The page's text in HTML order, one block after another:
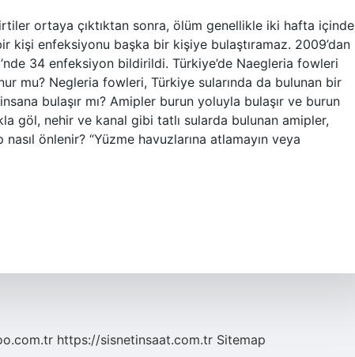
ortaya çıktıktan sonra, ölüm genellikle iki hafta içinde
kişi enfeksiyonu başka bir kişiye bulaştıramaz. 2009’dan
34 enfeksiyon bildirildi. Türkiye’de Naegleria fowleri
mu? Negleria fowleri, Türkiye sularında da bulunan bir
bulaşır mı? Amipler burun yoluyla bulaşır ve burun
göl, nehir ve kanal gibi tatlı sularda bulunan amipler,
önlenir? “Yüzme havuzlarına atlamayın veya
https://sisnetinsaat.com.tr Sitemap